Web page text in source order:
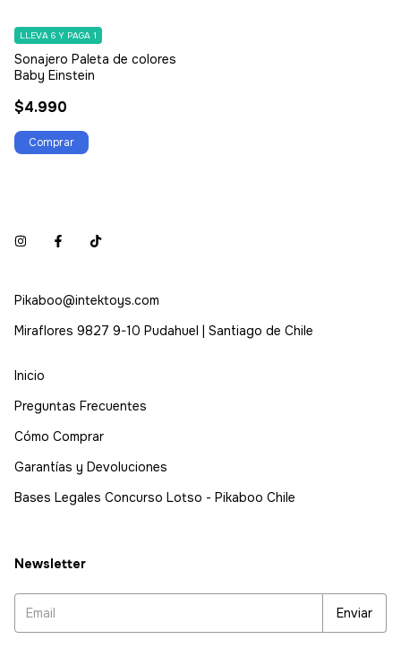
Sonajero Paleta de colores
Baby Einstein
$4.990
LLEVA 6 Y PAGA 1
Pikaboo@intektoys.com
Miraflores 9827 9-10 Pudahuel | Santiago de Chile
Inicio
Preguntas Frecuentes
Cómo Comprar
Garantías y Devoluciones
Bases Legales Concurso Lotso - Pikaboo Chile
Newsletter